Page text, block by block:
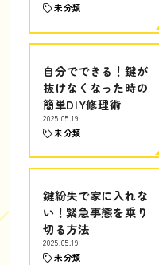
未分類
自分でできる！鍵が
抜けなくなった時の
簡単DIY修理術
2025.05.19
未分類
鍵紛失で家に入れな
い！緊急事態を乗り
切る方法
2025.05.19
未分類